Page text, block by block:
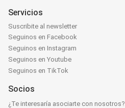
Servicios
Suscribite al newsletter
Seguinos en Facebook
Seguinos en Instagram
Seguinos en Youtube
Seguinos en TikTok
Socios
¿Te interesaría asociarte con nosotros?